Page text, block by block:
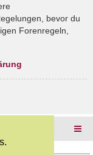
bevor du
Forenregeln,